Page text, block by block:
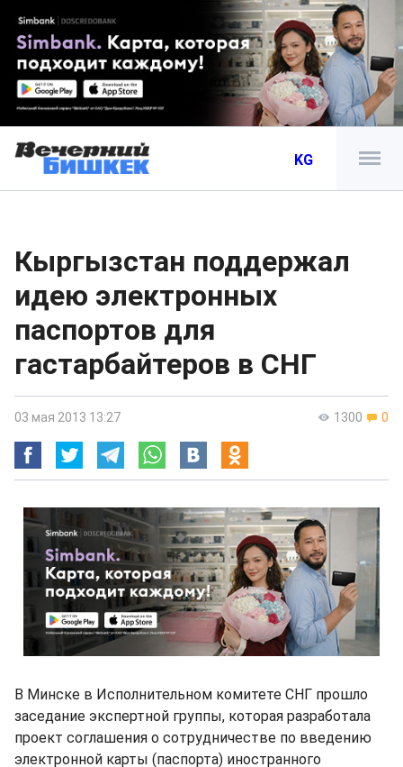
KG
Кыргызстан поддержал
идею электронных
паспортов для
гастарбайтеров в СНГ
1300 0
03 мая 2013 13:27
В Минске в Исполнительном комитете СНГ прошло
заседание экспертной группы, которая разработала
проект соглашения о сотрудничестве по введению
электронной карты (паспорта) иностранного